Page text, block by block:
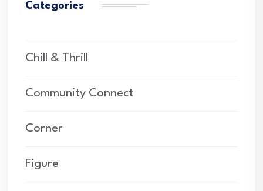
Categories
Chill & Thrill
Community Connect
Corner
Figure